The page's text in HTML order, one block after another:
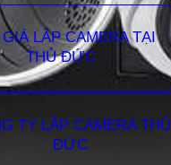
LẮP CAMERA TẠI
THỦ ĐỨC
TY LẮP CAMERA THỦ
ĐỨC